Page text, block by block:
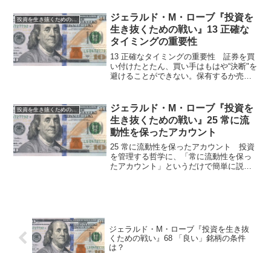
富の再配分の発想に酷似している。そし
て社会主義同様、世間...
投資を生き抜くための戦い
ジェラルド・M・ローブ『投資を
生き抜くための戦い』13 正確な
タイミングの重要性
13 正確なタイミングの重要性 証券を買
い付けたとたん、買い手はもはや“決断"を
避けることができない。保有するか売る
割合はどうしても低くなる。そのため賢
い投資家は、取引...
投資を生き抜くための戦い
ジェラルド・M・ローブ『投資を
生き抜くための戦い』25 常に流
動性を保ったアカウント
25 常に流動性を保ったアカウント 投資
を管理する哲学に、「常に流動性を保っ
たアカウント」というだけで簡単に説明
ジェラルド・M・ローブ『投資を生き抜
くための戦い』68 「良い」銘柄の条件
は？